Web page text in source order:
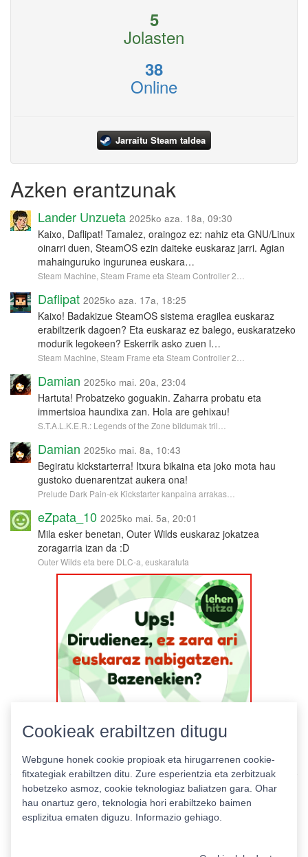
5
Jolasten
38
Online
Jarraitu Steam taldea
Azken erantzunak
Lander Unzueta 2025ko aza. 18a, 09:30
Kaixo, Daflipat! Tamalez, oraingoz ez: nahiz eta GNU/Linux
oinarri duen, SteamOS ezin daiteke euskaraz jarri. Agian
mahainguruko ingurunea euskara…
Steam Machine, Steam Frame eta Steam Controller 2…
Daflipat 2025ko aza. 17a, 18:25
Kaixo! Badakizue SteamOS sistema eragilea euskaraz
erabiltzerik dagoen? Eta euskaraz ez balego, euskaratzeko
modurik legokeen? Eskerrik asko zuen l…
Steam Machine, Steam Frame eta Steam Controller 2…
Damian 2025ko mai. 20a, 23:04
Hartuta! Probatzeko goguakin. Zaharra probatu eta
immertsioa haundixa zan. Hola are gehixau!
S.T.A.L.K.E.R.: Legends of the Zone bildumak tril…
Damian 2025ko mai. 8a, 10:43
Begiratu kickstarterra! Itxura bikaina eta joko mota hau
gustoko duenarentzat aukera ona!
Prelude Dark Pain-ek Kickstarter kanpaina arrakas…
eZpata_10 2025ko mai. 5a, 20:01
Mila esker benetan, Outer Wilds euskaraz jokatzea
zoragarria izan da :D
Outer Wilds eta bere DLC-a, euskaratuta
Cookieak erabiltzen ditugu
Webgune honek cookie propioak eta hirugarrenen cookie-
fitxategiak erabiltzen ditu. Zure esperientzia eta zerbitzuak
hobetzeko asmoz, cookie teknologiaz baliatzen gara. Ohar
hau onartuz gero, teknologia hori erabiltzeko baimen
esplizitua ematen diguzu. Informazio gehiago.